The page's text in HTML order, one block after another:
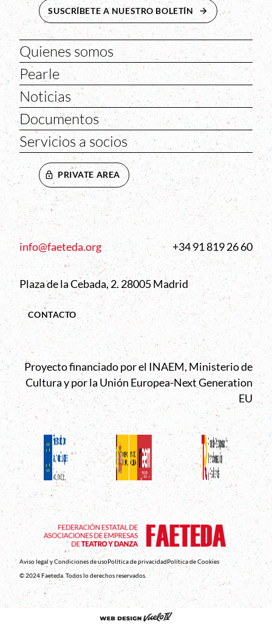
SUSCRÍBETE A NUESTRO BOLETÍN ABRE EN NUEVA
Quienes somos
Pearle
Noticias
Documentos
Servicios a socios
PRIVATE AREA
info@faeteda.org +34 91 819 26 60
Plaza de la Cebada, 2. 28005 Madrid
CONTACTO
Proyecto financiado por el INAEM, Ministerio de
Cultura y por la Unión Europea-Next Generation
EU
Aviso legal y Condiciones de usoPolítica de privacidadPolítica de Cookies
© 2024 Faeteda. Todos lo derechos reservados.